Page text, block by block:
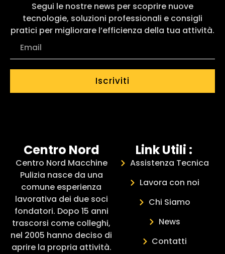
Segui le nostre news per scoprire nuove
tecnologie, soluzioni professionali e consigli
pratici per migliorare l’efficienza della tua attività.
Iscriviti
Centro Nord
Centro Nord Macchine
Pulizia nasce da una
comune esperienza
lavorativa dei due soci
fondatori. Dopo 15 anni
trascorsi come colleghi,
nel 2005 hanno deciso di
aprire la propria attività.
Link Utili :
Assistenza Tecnica
Lavora con noi
Chi Siamo
News
Contatti